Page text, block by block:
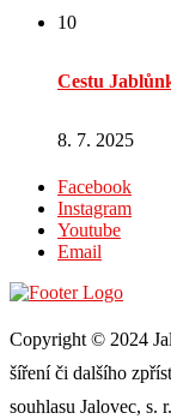
10
Cestu
8. 7. 2025
Facebook
Instagram
Youtube
Email
Copyright © 2024
šíření či dalšího
souhlasu Jalovec, s.